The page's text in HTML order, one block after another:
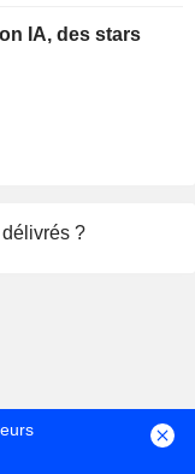
IA, des stars
délivrés ?